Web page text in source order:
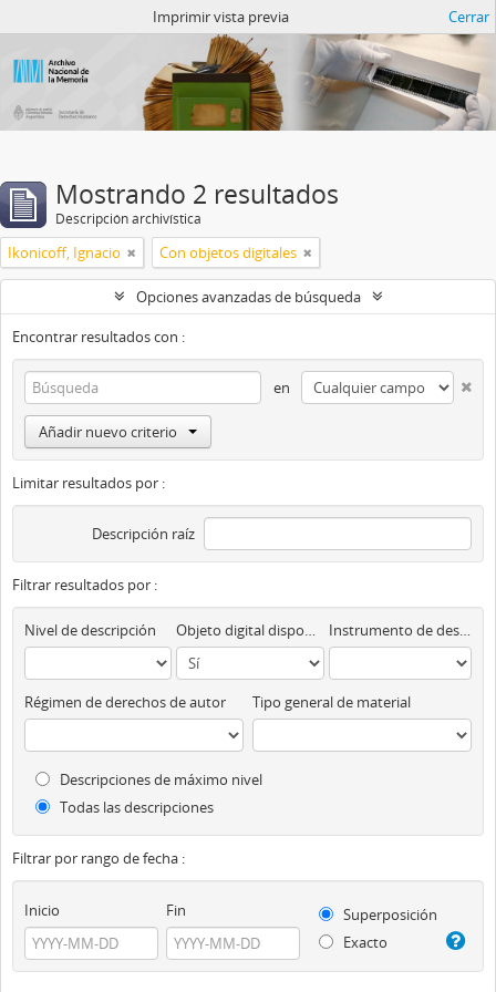
Imprimir vista previa Cerrar
Mostrando 2 resultados
Descripción archivística
Ikonicoff, Ignacio Con objetos digitales
Opciones avanzadas de búsqueda
Encontrar resultados con :
en
Añadir nuevo criterio
Limitar resultados por :
Descripción raíz
Filtrar resultados por :
Nivel de descripción Objeto digital disponibles Instrumento de descripción
Régimen de derechos de autor Tipo general de material
Descripciones de máximo nivel
Todas las descripciones
Filtrar por rango de fecha :
Inicio Fin
Superposición
Exacto